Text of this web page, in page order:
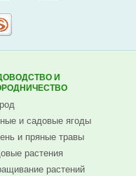
И
и садовые ягоды
и пряные травы
растения
растений